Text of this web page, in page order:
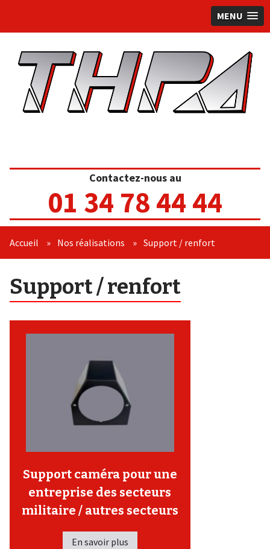
MENU
Contactez-nous au
01 34 78 44 44
Accueil » Nos réalisations » Support / renfort
Support / renfort
Support caméra pour une
entreprise des secteurs
militaire / autres secteurs
En savoir plus